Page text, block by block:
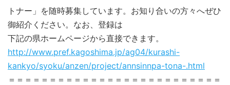
トナー」を随時募集しています。お知り合いの方々へぜひ
御紹介ください。なお、登録は
下記の県ホームページから直接できます。
http://www.pref.kagoshima.jp/ag04/kurashi-
kankyo/syoku/anzen/project/annsinnpa-tona-.html
＝＝＝＝＝＝＝＝＝＝＝＝＝＝＝＝＝＝＝＝＝＝＝＝＝＝